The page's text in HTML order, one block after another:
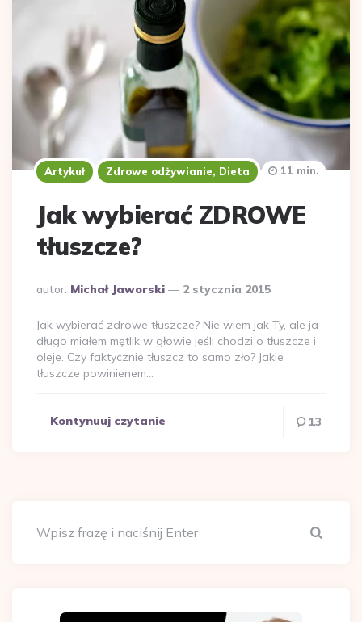
Artykuł Zdrowe odżywianie, Dieta
Jak wybierać ZDROWE
tłuszcze?
Dodane
autor: Michał Jaworski 2 stycznia 2015
11 min.
Jak wybierać zdrowe tłuszcze? Nie wiem jak Ty, ale ja
długo miałem mętlik w głowie jeśli chodzi o tłuszcze i
oleje. Czy faktycznie tłuszcz to samo zło? Jakie
tłuszcze powinienem…
Kontynuuj czytanie 13